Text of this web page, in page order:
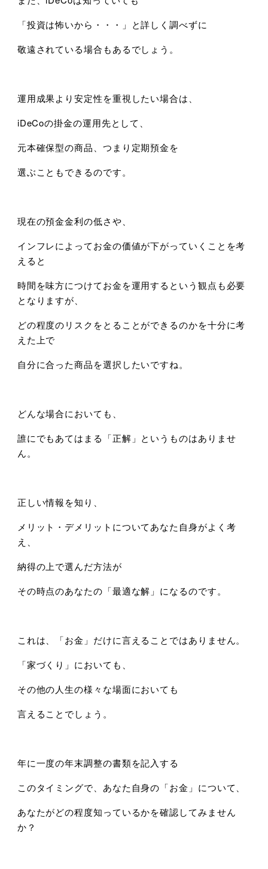
「投資は怖いから・・・」と詳しく調べずに
敬遠されている場合もあるでしょう。
運用成果より安定性を重視したい場合は、
iDeCoの掛金の運用先として、
元本確保型の商品、つまり定期預金を
選ぶこともできるのです。
現在の預金金利の低さや、
インフレによってお金の価値が下がっていくことを考
えると
時間を味方につけてお金を運用するという観点も必要
となりますが、
どの程度のリスクをとることができるのかを十分に考
えた上で
自分に合った商品を選択したいですね。
どんな場合においても、
誰にでもあてはまる「正解」というものはありませ
ん。
正しい情報を知り、
メリット・デメリットについてあなた自身がよく考
え、
納得の上で選んだ方法が
その時点のあなたの「最適な解」になるのです。
これは、「お金」だけに言えることではありません。
「家づくり」においても、
その他の人生の様々な場面においても
言えることでしょう。
年に一度の年末調整の書類を記入する
このタイミングで、あなた自身の「お金」について、
あなたがどの程度知っているかを確認してみません
か？